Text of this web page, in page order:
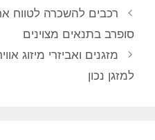
ניווטרכבים להשכרה לטווח
סופרב בתנאים מצוינים
מזגנים ואביזרי מיזוג
למזגן נכון